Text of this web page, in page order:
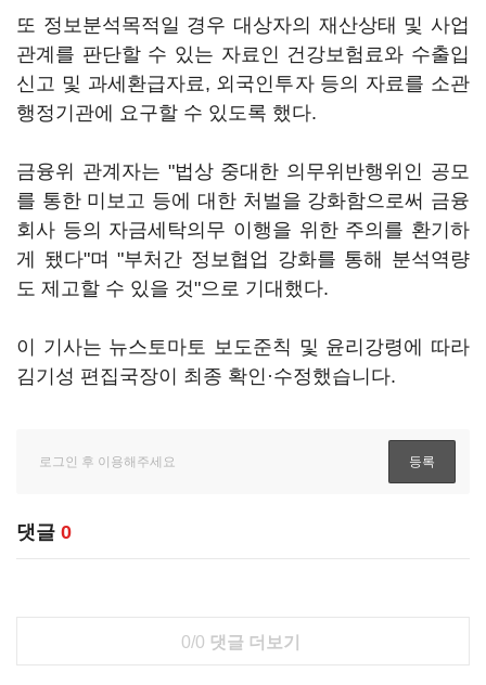
또 정보분석목적일 경우 대상자의 재산상태 및 사업
관계를 판단할 수 있는 자료인 건강보험료와 수출입
신고 및 과세환급자료, 외국인투자 등의 자료를 소관
행정기관에 요구할 수 있도록 했다.
금융위 관계자는 "법상 중대한 의무위반행위인 공모
를 통한 미보고 등에 대한 처벌을 강화함으로써 금융
회사 등의 자금세탁의무 이행을 위한 주의를 환기하
게 됐다"며 "부처간 정보협업 강화를 통해 분석역량
도 제고할 수 있을 것"으로 기대했다.
이 기사는 뉴스토마토 보도준칙 및 윤리강령에 따라
김기성 편집국장이 최종 확인·수정했습니다.
댓글 0
0/0 댓글 더보기